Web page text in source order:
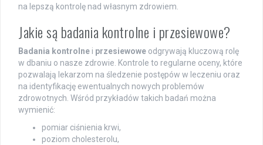
na lepszą kontrolę nad własnym zdrowiem.
Jakie są badania kontrolne i przesiewowe?
Badania kontrolne i przesiewowe odgrywają kluczową rolę
w dbaniu o nasze zdrowie. Kontrole to regularne oceny, które
pozwalają lekarzom na śledzenie postępów w leczeniu oraz
na identyfikację ewentualnych nowych problemów
zdrowotnych. Wśród przykładów takich badań można
wymienić:
pomiar ciśnienia krwi,
poziom cholesterolu,